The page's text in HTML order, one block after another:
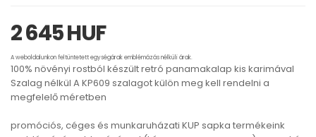
2 645 HUF
A weboldalunkon feltüntetett egységárak emblémázás nélküli árak.
100% növényi rostból készült retró panamakalap kis karimával
Szalag nélkül A KP609 szalagot külön meg kell rendelni a
megfelelő méretben
promóciós, céges és munkaruházati KUP sapka termékeink